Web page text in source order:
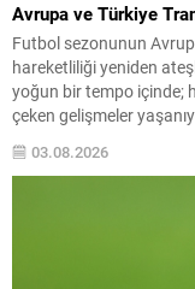
Avrupa ve Türkiye
Futbol sezonunun
hareketliliği yeniden
yoğun bir tempo içinde;
çeken gelişmeler
Beşiktaş ve
taraftar beklentilerini
transfer stratejilerini
03.08.2026